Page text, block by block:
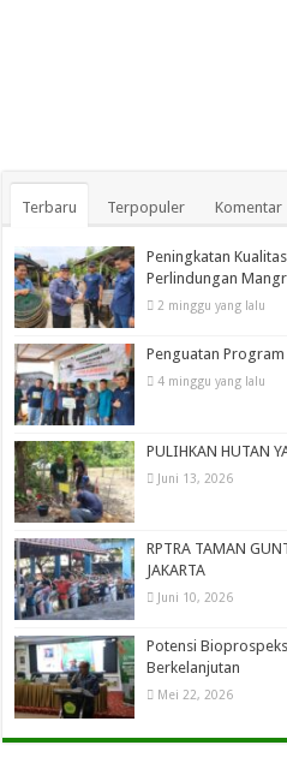
Terbaru Terpopuler Komentar
Peningkatan
Perlindungan
2 minggu yang lalu
Penguatan
4 minggu yang lalu
PULIHKAN HUTAN
Juni 13, 2026
RPTRA TAMAN
JAKARTA
Juni 10, 2026
Potensi
Berkelanjutan
Mei 22, 2026